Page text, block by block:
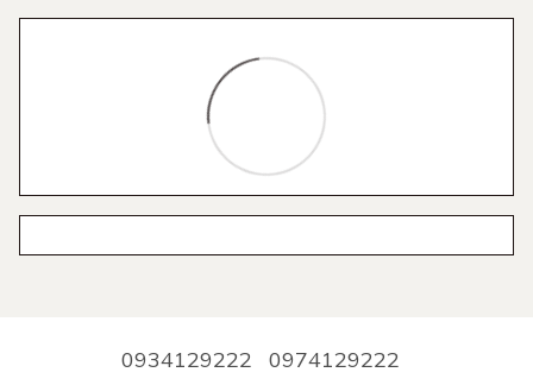
0934129222 0974129222